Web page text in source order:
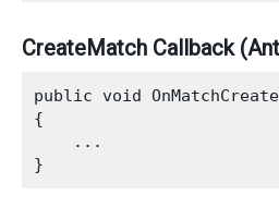
CreateMatch Callback
public void
{
    ...